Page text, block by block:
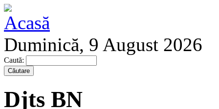
Duminică, 9 August 2026
Caută:
Djts BN